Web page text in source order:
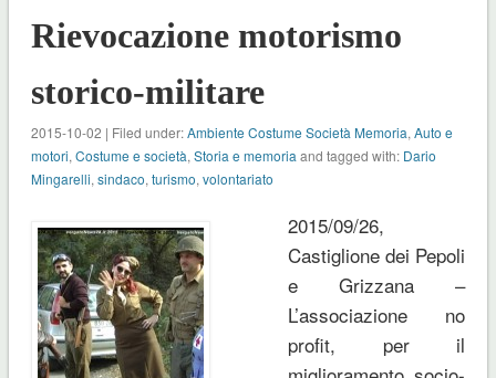
Rievocazione motorismo
storico-militare
2015-10-02 | Filed under:Ambiente Costume Società Memoria, Auto e
motori, Costume e società, Storia e memoria and tagged with: Dario
Mingarelli, sindaco, turismo, volontariato
2015/09/26,
Castiglione dei Pepoli
e Grizzana –
L’associazione no
profit, per il